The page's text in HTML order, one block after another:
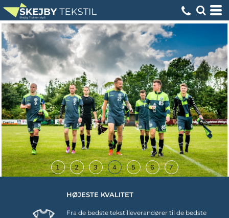
1 2 3 4 5 6 7
HØJESTE KVALITET
Fra de bedste tekstilleverandører til de bedste